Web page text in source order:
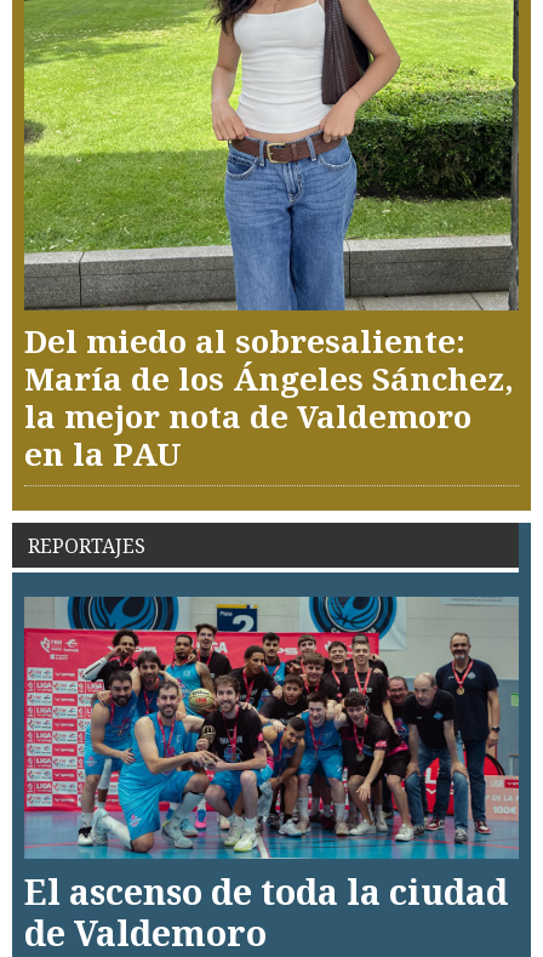
Del miedo al sobresaliente:
María de los Ángeles Sánchez,
la mejor nota de Valdemoro
en la PAU
REPORTAJES
El ascenso de toda la ciudad
de Valdemoro